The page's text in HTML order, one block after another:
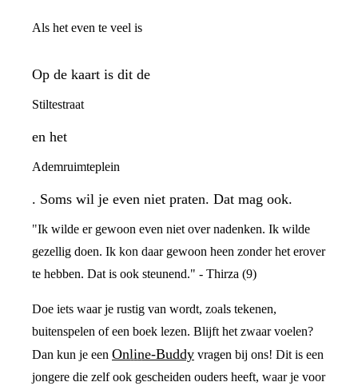
Als het even te veel is
Op de kaart is dit de
Stiltestraat
en het
Ademruimteplein
. Soms wil je even niet praten. Dat mag ook.
"Ik wilde er gewoon even niet over nadenken. Ik wilde
gezellig doen. Ik kon daar gewoon heen zonder het erover
te hebben. Dat is ook steunend." - Thirza (9)
Doe iets waar je rustig van wordt, zoals tekenen,
buitenspelen of een boek lezen. Blijft het zwaar voelen?
Dan kun je een Online-Buddy vragen bij ons! Dit is een
jongere die zelf ook gescheiden ouders heeft, waar je voor